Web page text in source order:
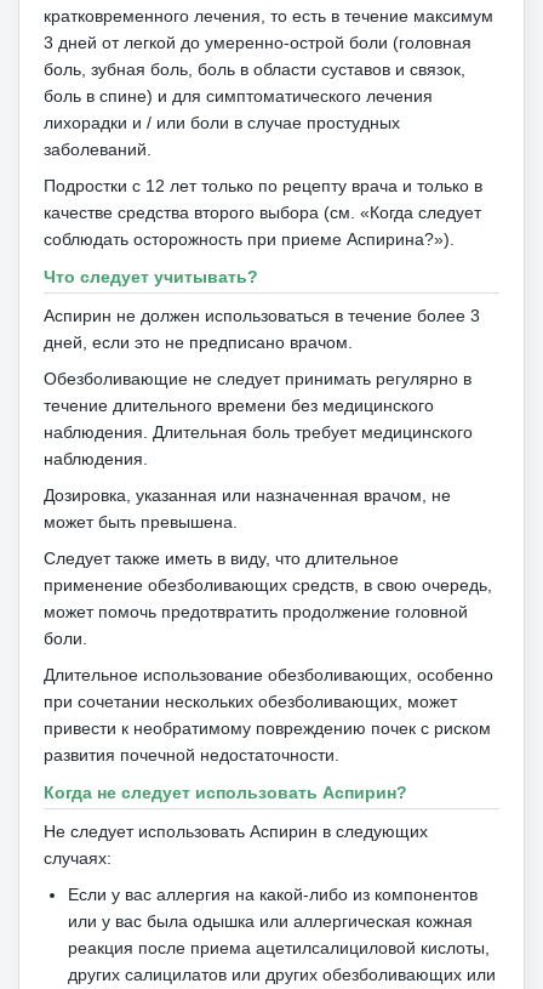
кратковременного лечения, то есть в течение максимум
3 дней от легкой до умеренно-острой боли (головная
боль, зубная боль, боль в области суставов и связок,
боль в спине) и для симптоматического лечения
лихорадки и / или боли в случае простудных
заболеваний.
Подростки с 12 лет только по рецепту врача и только в
качестве средства второго выбора (см. «Когда следует
соблюдать осторожность при приеме Аспирина?»).
Что следует учитывать?
Аспирин не должен использоваться в течение более 3
дней, если это не предписано врачом.
Обезболивающие не следует принимать регулярно в
течение длительного времени без медицинского
наблюдения. Длительная боль требует медицинского
наблюдения.
Дозировка, указанная или назначенная врачом, не
может быть превышена.
Следует также иметь в виду, что длительное
применение обезболивающих средств, в свою очередь,
может помочь предотвратить продолжение головной
боли.
Длительное использование обезболивающих, особенно
при сочетании нескольких обезболивающих, может
привести к необратимому повреждению почек с риском
развития почечной недостаточности.
Когда не следует использовать Аспирин?
Не следует использовать Аспирин в следующих
случаях:
Если у вас аллергия на какой-либо из компонентов
или у вас была одышка или аллергическая кожная
реакция после приема ацетилсалициловой кислоты,
других салицилатов или других обезболивающих или